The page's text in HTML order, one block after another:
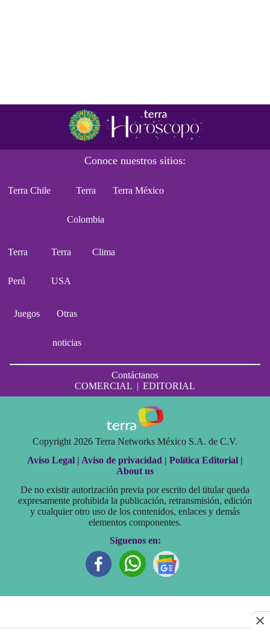
Conoce nuestros sitios:
Terra Chile Terra
Colombia
Terra México
Terra
Perú
Terra
USA
Clima
Juegos Otras
noticias
Contáctanos
COMERCIAL | EDITORIAL
Copyright 2026 Terra Networks México S.A. de C.V.
Aviso Legal | Aviso de privacidad | Política Editorial |
About us
De no existir autorización previa por escrito del titular queda
expresamente prohibida la publicación, retransmisión, edición
y cualquier otro uso de los contenidos, enlaces y demás
elementos componentes.
Síguenos en: